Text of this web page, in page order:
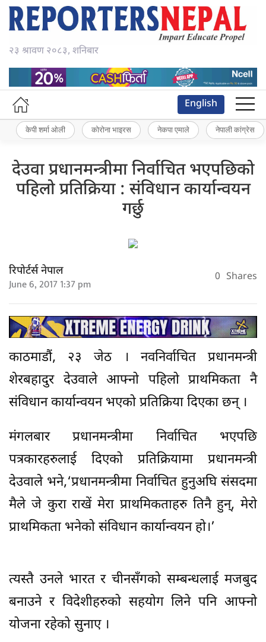
२३ श्रावण २०८३, शनिबार
English
केपी शर्मा ओली कोरोना भाइरस नेकपा एमाले नेपाली कांग्रेस
देउवा प्रधानमन्त्रीमा निर्वाचित भएपछिको
पहिलो प्रतिक्रिया : संविधान कार्यान्वयन
गर्छु
रिपोर्टर्स नेपाल
June 6, 2017 1:37 pm 0 Shares
काठमाडौं, २३ जेठ । नवनिर्वाचित प्रधानमन्त्री
शेरबहादुर देउवाले आफ्नो पहिलो प्राथमिकता नै
संविधान कार्यान्वयन भएको प्रतिक्रिया दिएका छन् ।
मंगलबार प्रधानमन्त्रीमा निर्वाचित भएपछि
पत्रकारहरुलाई दिएको प्रतिक्रियामा प्रधानमन्त्री
देउवाले भने,‘प्रधानमन्त्रीमा निर्वाचित हुनुअघि संसदमा
मैले जे कुरा राखें मेरा प्राथमिकताहरु तिनै हुन्, मेरो
प्राथमिकता भनेको संविधान कार्यान्वयन हो।’
त्यस्तै उनले भारत र चीनसँगको सम्बन्धलाई मजबुद
बनाउने र विदेशीहरुको सहयोग लिने पनि आफ्नो
योजना रहेको सुनाए ।